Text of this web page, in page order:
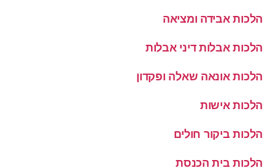
הלכות אבידה ומציאה
הלכות אבלות דיני אבלות
הלכות אונאה שאלה ופקדון
הלכות אישות
הלכות ביקור חולים
הלכות בית הכנסת